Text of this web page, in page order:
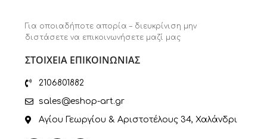
Για οποιαδήποτε απορία – διευκρίνιση μην
διστάσετε να επικοινωνήσετε μαζί μας
ΣΤΟΙΧΕΙΑ ΕΠΙΚΟΙΝΩΝΙΑΣ
2106801882
sales@eshop-art.gr
Αγίου Γεωργίου & Αριστοτέλους 34, Χαλάνδρι